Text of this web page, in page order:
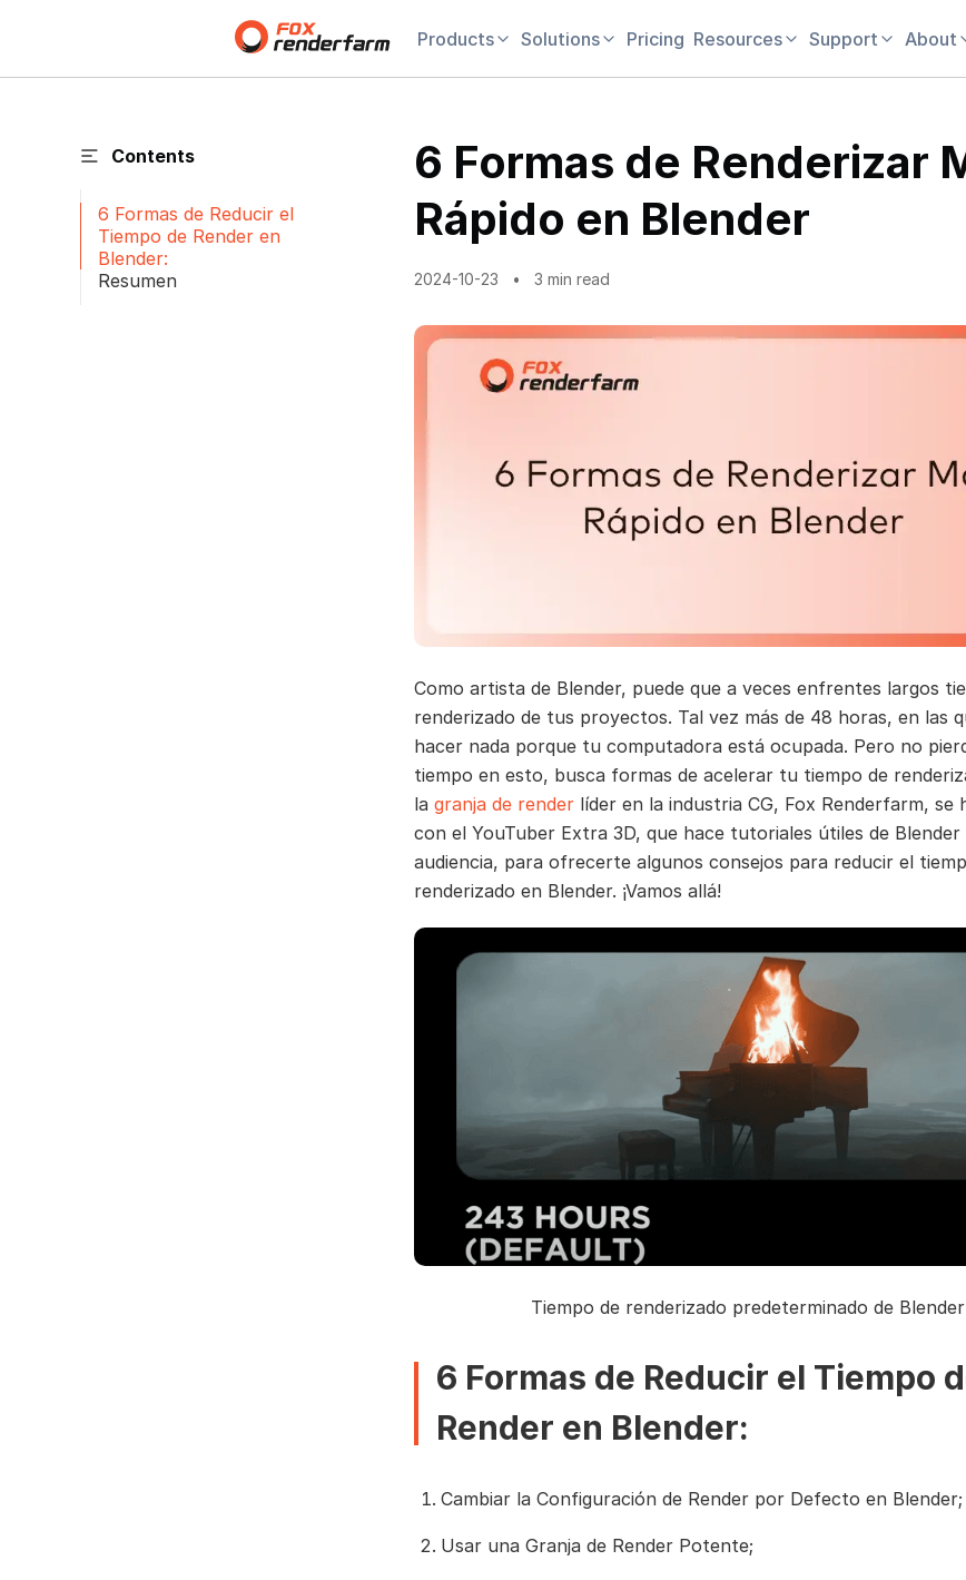
Products Solutions Pricing Resources Support About
Contents
6 Formas de Reducir el
Tiempo de Render en
Blender:
Resumen
6 Formas de Renderizar
Rápido en Blender
2024-10-23 3 min read
Como artista de Blender, puede que a veces enfrentes largos
renderizado de tus proyectos. Tal vez más de 48 horas, en las
hacer nada porque tu computadora está ocupada. Pero no
tiempo en esto, busca formas de acelerar tu tiempo de
la granja de render líder en la industria CG, Fox Renderfarm, se
con el YouTuber Extra 3D, que hace tutoriales útiles de Blender
audiencia, para ofrecerte algunos consejos para reducir el
renderizado en Blender. ¡Vamos allá!
Tiempo de renderizado predeterminado de Blender
6 Formas de Reducir el Tiempo
Render en Blender:
Cambiar la Configuración de Render por Defecto en Blender;
Usar una Granja de Render Potente;